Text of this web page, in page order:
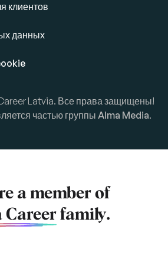
клиентов
данных
Latvia. Все права защищены!
частью группы Alma Media.
a member of
Career family.